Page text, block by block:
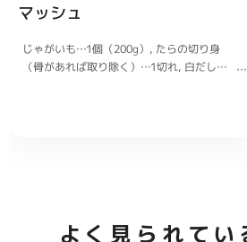
マッシュ
じゃがいも…1個（200g） たらの切り身
（骨があれば取り除く）…1切れ 白だし…
よく見られてい